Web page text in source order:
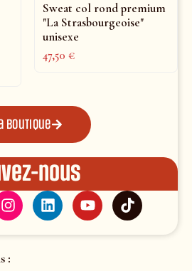
Sweat col rond premium
"La Strasbourgeoise"
unisexe
47,50€
boutique
nous
: